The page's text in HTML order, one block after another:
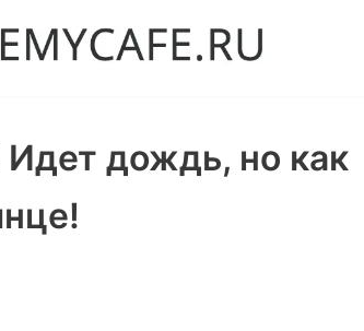
дождь, но как